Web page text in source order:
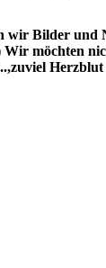
Bilder und
möchten